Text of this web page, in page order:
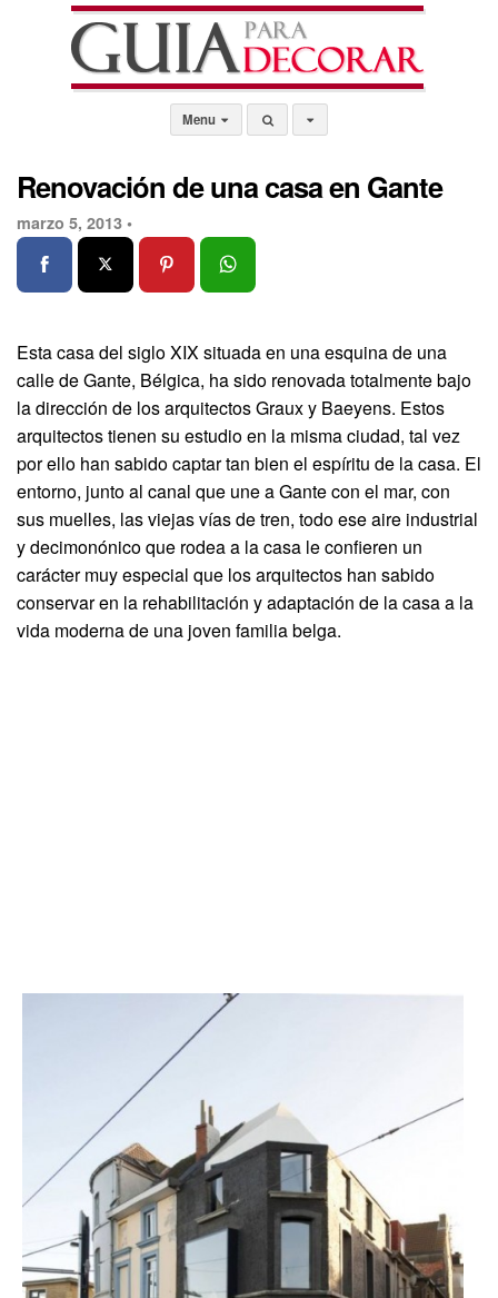
Menu
Renovación de una casa en Gante
marzo 5, 2013 •
Esta casa del siglo XIX situada en una esquina de una
calle de Gante, Bélgica, ha sido renovada totalmente bajo
la dirección de los arquitectos Graux y Baeyens. Estos
arquitectos tienen su estudio en la misma ciudad, tal vez
por ello han sabido captar tan bien el espíritu de la casa. El
entorno, junto al canal que une a Gante con el mar, con
sus muelles, las viejas vías de tren, todo ese aire industrial
y decimonónico que rodea a la casa le confieren un
carácter muy especial que los arquitectos han sabido
conservar en la rehabilitación y adaptación de la casa a la
vida moderna de una joven familia belga.